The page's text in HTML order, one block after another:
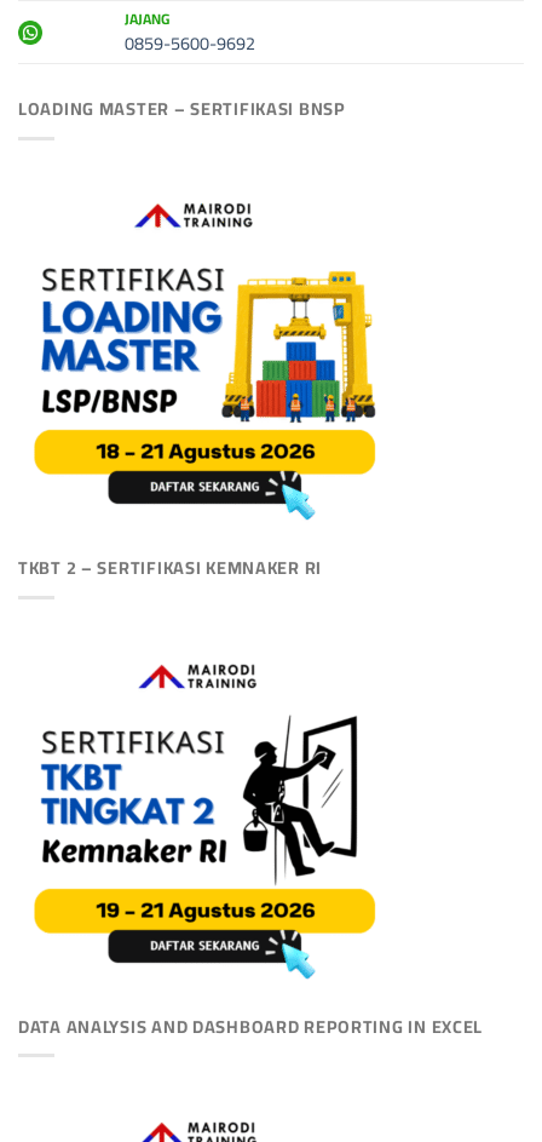
JAJANG
0859-5600-9692
LOADING MASTER – SERTIFIKASI BNSP
TKBT 2 – SERTIFIKASI KEMNAKER RI
DATA ANALYSIS AND DASHBOARD REPORTING IN EXCEL